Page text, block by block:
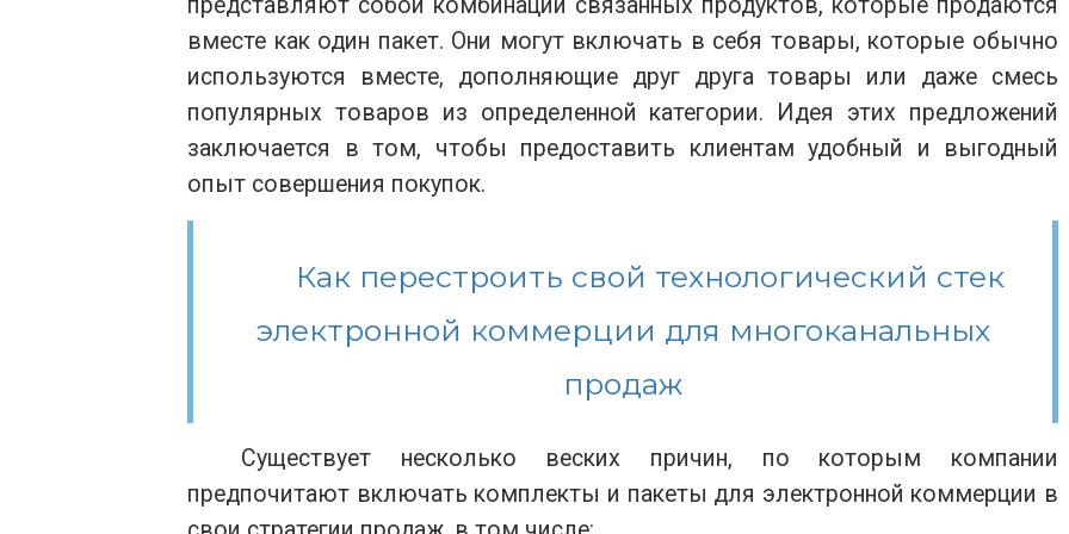
вместе как один пакет. Они могут включать в себя товары, которые обычно
используются вместе, дополняющие друг друга товары или даже смесь
популярных товаров из определенной категории. Идея этих предложений
заключается в том, чтобы предоставить клиентам удобный и выгодный
опыт совершения покупок.
Как перестроить свой технологический стек
электронной коммерции для многоканальных
продаж
Существует несколько веских причин, по которым компании
предпочитают включать комплекты и пакеты для электронной коммерции в